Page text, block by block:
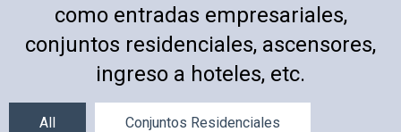
como entradas empresariales,
conjuntos residenciales, ascensores,
ingreso a hoteles, etc.
All Conjuntos Residenciales